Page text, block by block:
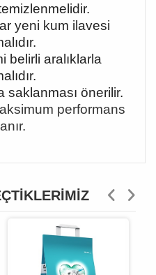
yeni kum ilavesi
belirli aralıklarla
saklanması önerilir.
performans